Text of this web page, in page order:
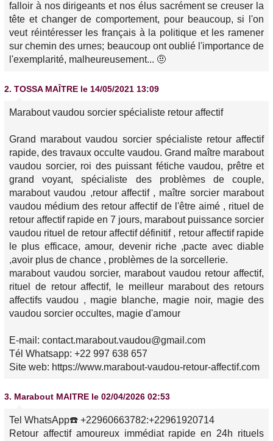
falloir à nos dirigeants et nos élus sacrément se creuser la
tête et changer de comportement, pour beaucoup, si l'on
veut réintéresser les français à la politique et les ramener
sur chemin des urnes; beaucoup ont oublié l'importance de
l'exemplarité, malheureusement... 🤨
2. TOSSA MAÎTRE le 14/05/2021 13:09
Marabout vaudou sorcier spécialiste retour affectif
Grand marabout vaudou sorcier spécialiste retour affectif
rapide, des travaux occulte vaudou. Grand maître marabout
vaudou sorcier, roi des puissant fétiche vaudou, prêtre et
grand voyant, spécialiste des problèmes de couple,
marabout vaudou ,retour affectif , maître sorcier marabout
vaudou médium des retour affectif de l'être aimé , rituel de
retour affectif rapide en 7 jours, marabout puissance sorcier
vaudou rituel de retour affectif définitif , retour affectif rapide
le plus efficace, amour, devenir riche ,pacte avec diable
,avoir plus de chance , problèmes de la sorcellerie.
marabout vaudou sorcier, marabout vaudou retour affectif,
rituel de retour affectif, le meilleur marabout des retours
affectifs vaudou , magie blanche, magie noir, magie des
vaudou sorcier occultes, magie d'amour
E-mail: contact.marabout.vaudou@gmail.com
Tél Whatsapp: +22 997 638 657
Site web: https://www.marabout-vaudou-retour-affectif.com
3. Marabout MAITRE le 02/04/2026 02:53
Tel WhatsApp☎️ +22960663782:+22961920714
Retour affectif amoureux immédiat rapide en 24h rituels